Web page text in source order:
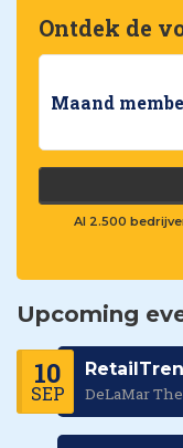
Ontdek de
Maand
Al 2.500
Upcoming
10
SEP DeLaMar